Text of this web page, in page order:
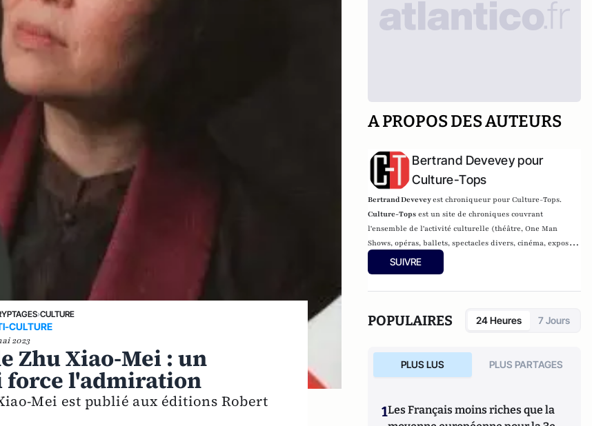
›CULTURE
CULTURE
2023
Zhu Xiao-Mei : un
force l'admiration
Mei est publié aux éditions Robert
A PROPOS DES AUTEURS
Bertrand Devevey pour
Culture-Tops
Bertrand Deveveyest chroniqueur pour Culture-Tops.
Culture-Tops est un site de chroniques couvrant
l'ensemble de l'activité culturelle (théâtre, One Man
Shows, opéras, ballets, spectacles divers, cinéma, expos,
livres, etc.).
SUIVRE
POPULAIRES 24 Heures 7 Jours
PLUS LUS PLUS PARTAGES
1Les Français moins riches que la